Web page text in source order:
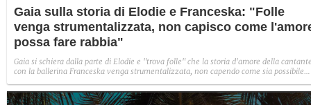
Gaia sulla storia di Elodie e Franceska: "Folle
venga strumentalizzata, non capisco come
possa fare rabbia"
Gaia si schiera dalla parte di Elodie e "trova folle" che la storia d'amore della
con la ballerina Franceska venga strumentalizzata, non capendo come sia possibile